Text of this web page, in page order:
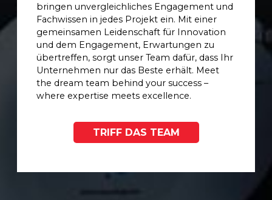
bringen unvergleichliches Engagement und
Fachwissen in jedes Projekt ein. Mit einer
gemeinsamen Leidenschaft für Innovation
und dem Engagement, Erwartungen zu
übertreffen, sorgt unser Team dafür, dass Ihr
Unternehmen nur das Beste erhält. Meet
the dream team behind your success –
where expertise meets excellence.
TRIFF DAS TEAM